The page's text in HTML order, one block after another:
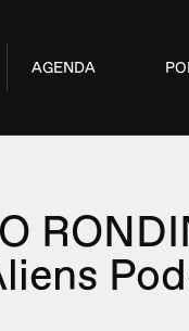
AGENDA